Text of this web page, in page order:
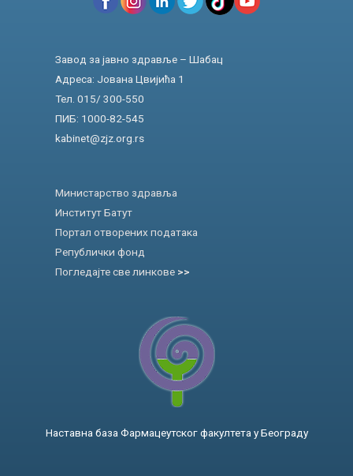
Завод за јавно здравље – Шабац
Адреса: Јована Цвијића 1
Тел. 015/ 300-550
ПИБ: 1000-82-545
kabinet@zjz.org.rs
Министарство здравља
Институт Батут
Портал отворених података
Републички фонд
Погледајте све линкове >>
Наставна база Фармацеутског факултета у Београду